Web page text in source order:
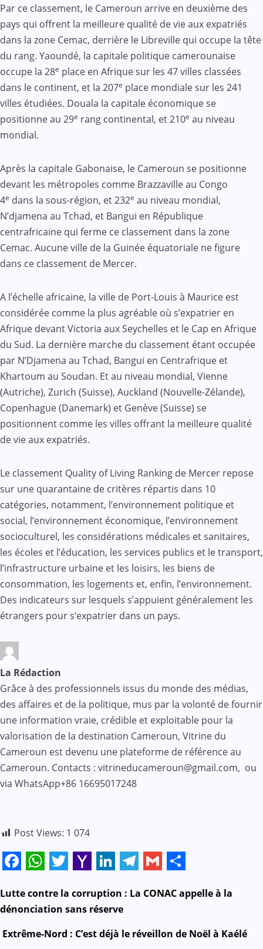
Par ce classement, le Cameroun arrive en deuxième des
pays qui offrent la meilleure qualité de vie aux expatriés
dans la zone Cemac, derrière le Libreville qui occupe la tête
du rang. Yaoundé, la capitale politique camerounaise
occupe la 28e place en Afrique sur les 47 villes classées
dans le continent, et la 207e place mondiale sur les 241
villes étudiées. Douala la capitale économique se
positionne au 29e rang continental, et 210e au niveau
mondial.
Après la capitale Gabonaise, le Cameroun se positionne
devant les métropoles comme Brazzaville au Congo
4e dans la sous-région, et 232e au niveau mondial,
N’djamena au Tchad, et Bangui en République
centrafricaine qui ferme ce classement dans la zone
Cemac. Aucune ville de la Guinée équatoriale ne figure
dans ce classement de Mercer.
A l’échelle africaine, la ville de Port-Louis à Maurice est
considérée comme la plus agréable où s’expatrier en
Afrique devant Victoria aux Seychelles et le Cap en Afrique
du Sud. La dernière marche du classement étant occupée
par N’Djamena au Tchad, Bangui en Centrafrique et
Khartoum au Soudan. Et au niveau mondial, Vienne
(Autriche), Zurich (Suisse), Auckland (Nouvelle-Zélande),
Copenhague (Danemark) et Genève (Suisse) se
positionnent comme les villes offrant la meilleure qualité
de vie aux expatriés.
Le classement Quality of Living Ranking de Mercer repose
sur une quarantaine de critères répartis dans 10
catégories, notamment, l’environnement politique et
social, l’environnement économique, l’environnement
socioculturel, les considérations médicales et sanitaires,
les écoles et l’éducation, les services publics et le transport,
l’infrastructure urbaine et les loisirs, les biens de
consommation, les logements et, enfin, l’environnement.
Des indicateurs sur lesquels s’appuient généralement les
étrangers pour s’expatrier dans un pays.
La Rédaction
Grâce à des professionnels issus du monde des médias,
des affaires et de la politique, mus par la volonté de fournir
une information vraie, crédible et exploitable pour la
valorisation de la destination Cameroun, Vitrine du
Cameroun est devenu une plateforme de référence au
Cameroun. Contacts : vitrineducameroun@gmail.com, ou
via WhatsApp+86 16695017248
Post Views: 1 074
Mail
N
Lutte contre la corruption : La CONAC appelle à la
dénonciation sans réserve
Extrême-Nord : C’est déjà le réveillon de Noël à Kaélé